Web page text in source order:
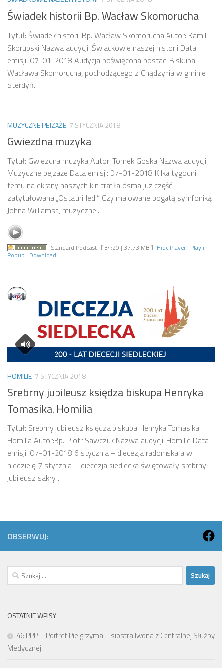
Świadek historii Bp. Wacław Skomorucha
Tytuł: Świadek historii Bp. Wacław Skomorucha Autor: Kamil
Skorupski Nazwa audycji: Świadkowie naszej historii Data
emisji: 07-01-2018 Audycja poświęcona postaci Biskupa
Wacława Skomorucha, pochodzącego z Chądzynia w gminie
Sterdyń.
MUZYCZNE PEJZAŻE 7 STYCZNIA 2018
Gwiezdna muzyka
Tytuł: Gwiezdna muzyka Autor: Tomek Goska Nazwa audycji:
Muzyczne pejzaże Data emisji: 07-01-2018 Kilka tygodni
temu na ekrany naszych kin trafiła ósma już część
zatytułowana „Ostatni Jedi”. Czy malowane bogatą symfoniką
Johna Williamsa, muzyczne...
Standard Podcast [ 34:20 | 37.73 MB ] Hide Player | Play in
Popup | Download
HOMILIE 7 STYCZNIA 2018
Srebrny jubileusz księdza biskupa Henryka
Tomasika. Homilia
Tytuł: Srebrny jubileusz księdza biskupa Henryka Tomasika.
Homilia Autor:Bp. Piotr Sawczuk Nazwa audycji: Homilie Data
emisji: 07-01-2018 6 stycznia – diecezja radomska a w
niedzielę 7 stycznia – diecezja siedlecka świętowały srebrny
jubileusz sakry...
OBSERWUJ:
Szukaj:
OSTATNIE WPISY
46 PPP – Portret Pielgrzyma – siostra Iwona z Centralnej Służby
Medycznej